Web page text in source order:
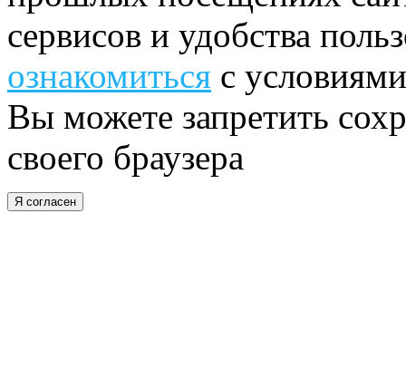
сервисов и удобства
ознакомиться с
Вы можете запретить
своего браузера
Я согласен